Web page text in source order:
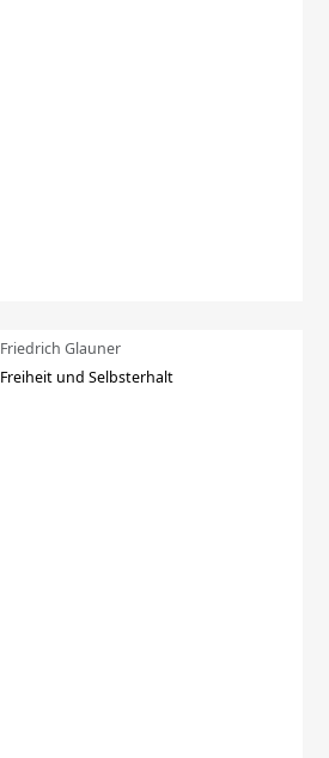
Friedrich Glauner
Freiheit und Selbsterhalt